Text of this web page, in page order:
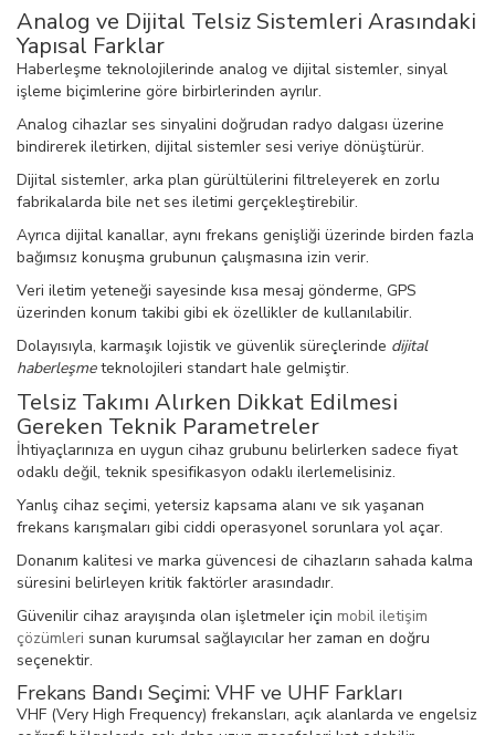
Analog ve Dijital Telsiz Sistemleri Arasındaki
Yapısal Farklar
Haberleşme teknolojilerinde analog ve dijital sistemler, sinyal
işleme biçimlerine göre birbirlerinden ayrılır.
Analog cihazlar ses sinyalini doğrudan radyo dalgası üzerine
bindirerek iletirken, dijital sistemler sesi veriye dönüştürür.
Dijital sistemler, arka plan gürültülerini filtreleyerek en zorlu
fabrikalarda bile net ses iletimi gerçekleştirebilir.
Ayrıca dijital kanallar, aynı frekans genişliği üzerinde birden fazla
bağımsız konuşma grubunun çalışmasına izin verir.
Veri iletim yeteneği sayesinde kısa mesaj gönderme, GPS
üzerinden konum takibi gibi ek özellikler de kullanılabilir.
Dolayısıyla, karmaşık lojistik ve güvenlik süreçlerinde dijital
haberleşmeteknolojileri standart hale gelmiştir.
Telsiz Takımı Alırken Dikkat Edilmesi
Gereken Teknik Parametreler
İhtiyaçlarınıza en uygun cihaz grubunu belirlerken sadece fiyat
odaklı değil, teknik spesifikasyon odaklı ilerlemelisiniz.
Yanlış cihaz seçimi, yetersiz kapsama alanı ve sık yaşanan
frekans karışmaları gibi ciddi operasyonel sorunlara yol açar.
Donanım kalitesi ve marka güvencesi de cihazların sahada kalma
süresini belirleyen kritik faktörler arasındadır.
Güvenilir cihaz arayışında olan işletmeler için mobil iletişim
çözümleri sunan kurumsal sağlayıcılar her zaman en doğru
seçenektir.
Frekans Bandı Seçimi: VHF ve UHF Farkları
VHF (Very High Frequency) frekansları, açık alanlarda ve engelsiz